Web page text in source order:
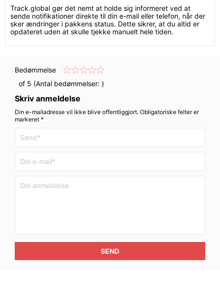
Track.global gør det nemt at holde sig informeret ved at
sende notifikationer direkte til din e-mail eller telefon, når der
sker ændringer i pakkens status. Dette sikrer, at du altid er
opdateret uden at skulle tjekke manuelt hele tiden.
Bedømmelse
of 5 (Antal bedømmelser: )
Skriv anmeldelse
Din e-mailadresse vil ikke blive offentliggjort. Obligatoriske felter er
markeret *
SEND